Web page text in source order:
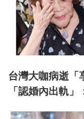
台灣大咖病逝「
「認婚內出軌